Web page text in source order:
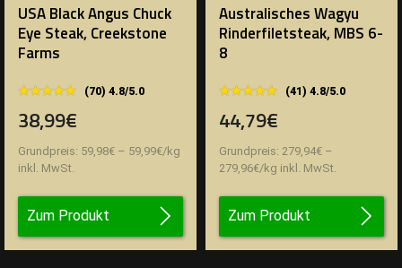
USA Black Angus Chuck
Eye Steak, Creekstone
Farms
★★★★★
★★★★★ (70) 4.8/5.0
38,99€
Grundpreis: 59,98€ – 59,99€/kg
inkl. MwSt.
Zum Produkt
Australisches Wagyu
Rinderfiletsteak, MBS 6-
8
★★★★★
★★★★★ (41) 4.8/5.0
44,79€
Grundpreis: 279,94€ –
279,96€/kg inkl. MwSt.
Zum Produkt